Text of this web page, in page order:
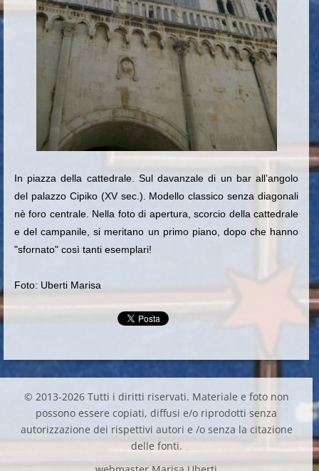
In piazza della cattedrale. Sul davanzale di un bar all’angolo
del palazzo Cipiko (XV sec.) . Modello classico senza diagonali
nè foro centrale. Nella foto di apertura, scorcio della cattedrale
e del campanile, si meritano un primo piano, dopo che hanno
"sfornato" così tanti esemplari!
Foto: Uberti Marisa
© 2013-2026 Tutti i diritti riservati. Materiale e foto non
possono essere copiati, diffusi e/o riprodotti senza
autorizzazione dei rispettivi autori e /o senza la citazione
delle fonti.